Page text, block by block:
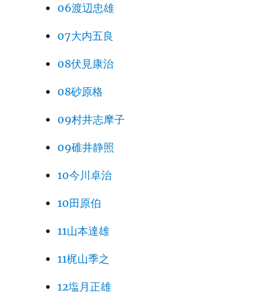
06渡辺忠雄
07大内五良
08伏見康治
08砂原格
09村井志摩子
09碓井静照
10今川卓治
10田原伯
11山本達雄
11梶山季之
12塩月正雄